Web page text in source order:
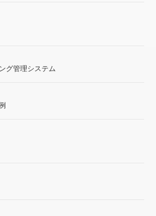
グ管理システム